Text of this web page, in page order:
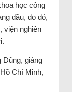
học công
đầu, do đó,
viện nghiên
Dũng, giảng
Chí Minh,